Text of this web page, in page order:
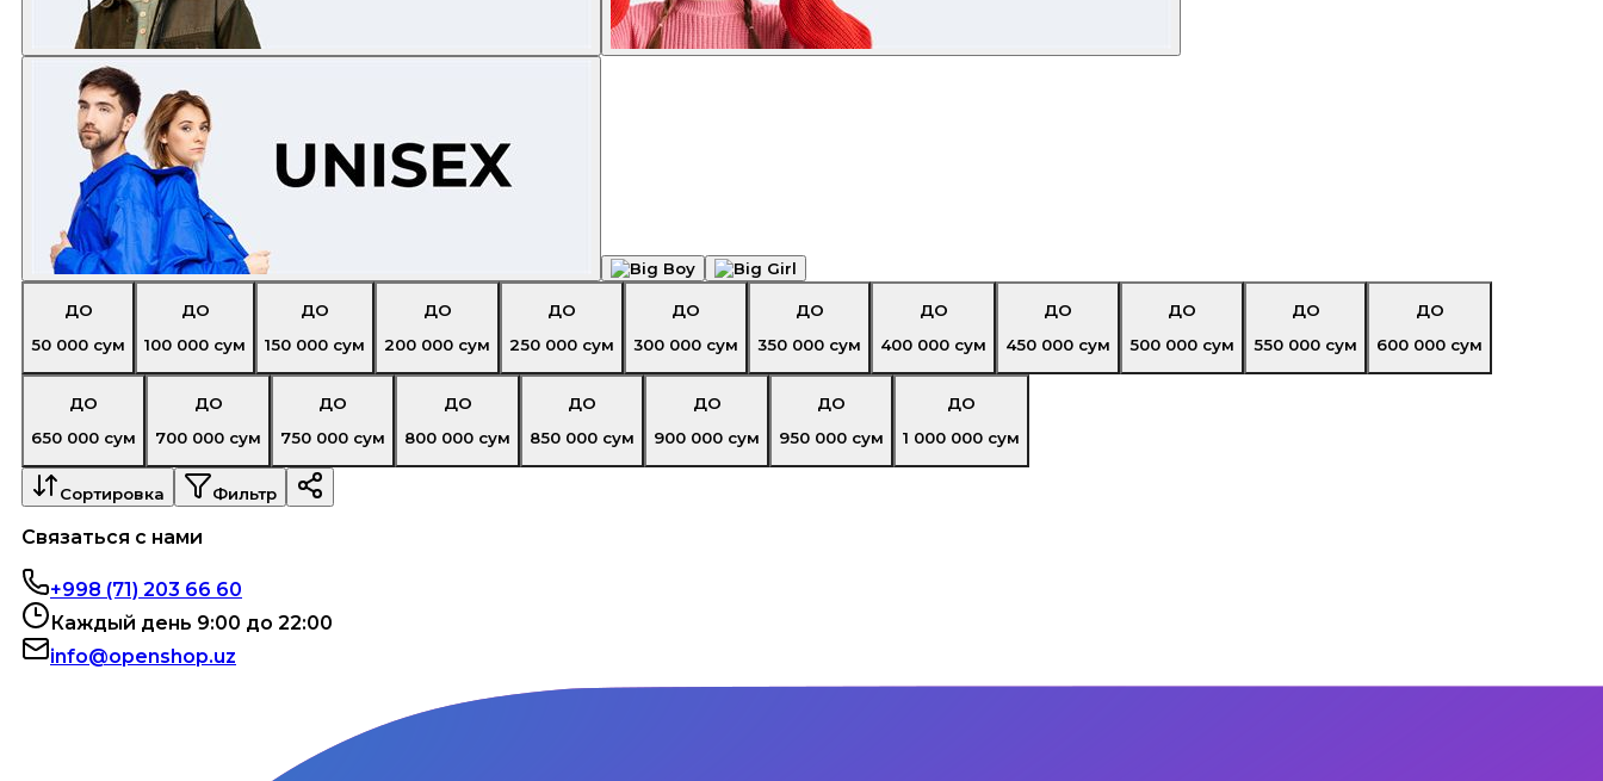
ДО
50 000 сум
ДО
100 000 сум
ДО
150 000 сум
ДО
200 000 сум
ДО
250 000 сум
ДО
300 000 сум
ДО
350 000 сум
ДО
400 000 сум
ДО
450 000 сум
ДО
500 000 сум
ДО
550 000 сум
ДО
600 000 сум
ДО
650 000 сум
ДО
700 000 сум
ДО
750 000 сум
ДО
800 000 сум
ДО
850 000 сум
ДО
900 000 сум
ДО
950 000 сум
ДО
1 000 000 сум
Сортировка Фильтр
Связаться с нами
+998 (71) 203 66 60
Каждый день 9:00 до 22:00
info@openshop.uz